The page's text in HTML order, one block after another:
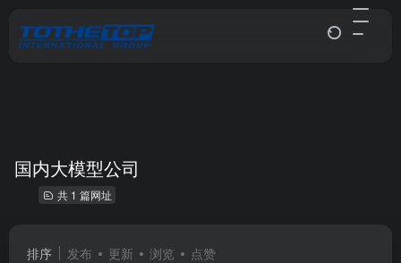
国内大模型公司
共 1 篇网址
排序 发布 更新 浏览 点赞